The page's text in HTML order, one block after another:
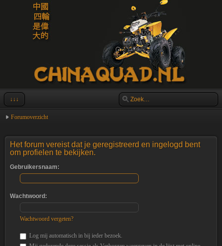
↓↓↓
Forumoverzicht
Het forum vereist dat je geregistreerd en ingelogd bent
om profielen te bekijken.
Gebruikersnaam:
Wachtwoord:
Wachtwoord vergeten?
Log mij automatisch in bij ieder bezoek.